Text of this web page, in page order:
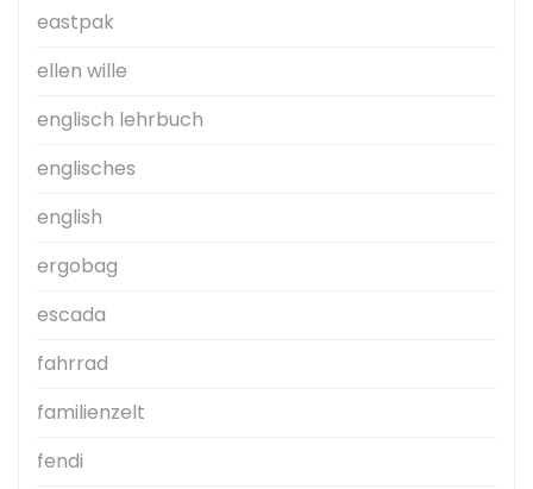
eastpak
ellen wille
englisch lehrbuch
englisches
english
ergobag
escada
fahrrad
familienzelt
fendi